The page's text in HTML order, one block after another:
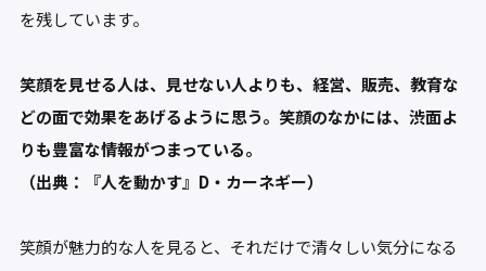
を残しています。
笑顔を見せる人は、見せない人よりも、経営、販売、教育な
どの面で効果をあげるように思う。笑顔のなかには、渋面よ
りも豊富な情報がつまっている。
（出典：『人を動かす』D・カーネギー）
笑顔が魅力的な人を見ると、それだけで清々しい気分になる